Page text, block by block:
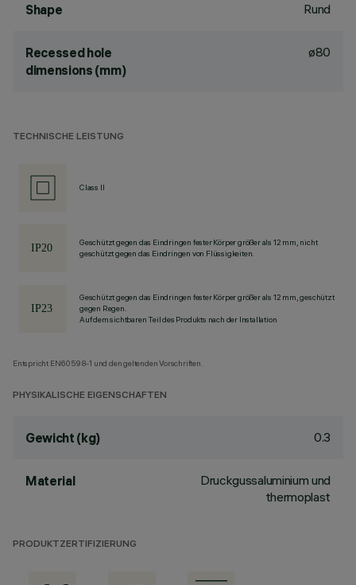
Shape Rund
Recessed hole
dimensions (mm)
ø80
TECHNISCHE LEISTUNG
Class II
Geschützt gegen das Eindringen fester Körper größer als 12 mm, nicht
geschützt gegen das Eindringen von Flüssigkeiten.
Geschützt gegen das Eindringen fester Körper größer als 12 mm, geschützt
gegen Regen.
Auf dem sichtbaren Teil des Produkts nach der Installation
Entspricht EN60598-1 und den geltenden Vorschriften.
PHYSIKALISCHE EIGENSCHAFTEN
Gewicht (kg) 0.3
Material
Druckgussaluminium und
thermoplast
PRODUKTZERTIFIZIERUNG